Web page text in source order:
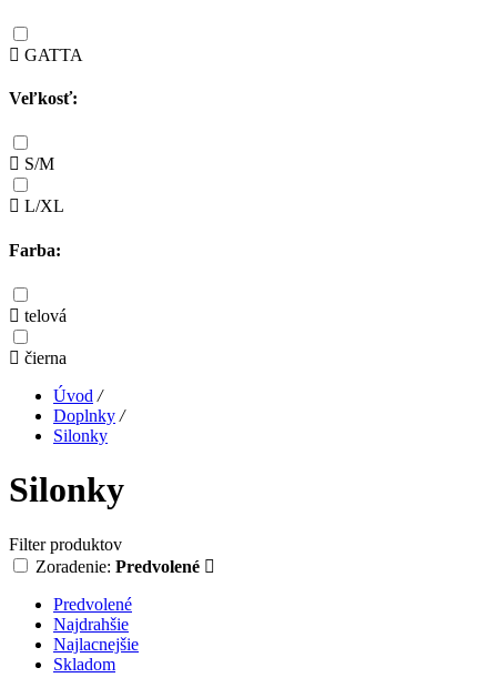
GATTA
Veľkosť:
S/M
L/XL
Farba:
telová
čierna
Úvod /
Doplnky /
Silonky
Silonky
Filter produktov
Zoradenie: Predvolené
Predvolené
Najdrahšie
Najlacnejšie
Skladom